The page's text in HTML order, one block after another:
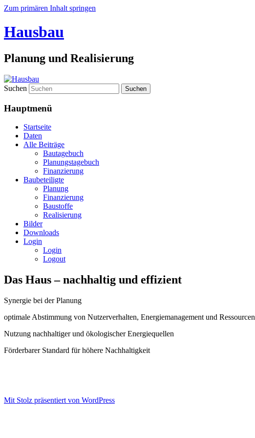
Zum primären Inhalt springen
Hausbau
Planung und Realisierung
Suchen
Hauptmenü
Startseite
Daten
Alle Beiträge
Bautagebuch
Planungstagebuch
Finanzierung
Baubeteiligte
Planung
Finanzierung
Baustoffe
Realisierung
Bilder
Downloads
Login
Login
Logout
Das Haus – nachhaltig und effizient
Synergie bei der Planung
optimale Abstimmung von Nutzerverhalten, Energiemanagement und Ressourcen
Nutzung nachhaltiger und ökologischer Energiequellen
Förderbarer Standard für höhere Nachhaltigkeit
Mit Stolz präsentiert von WordPress